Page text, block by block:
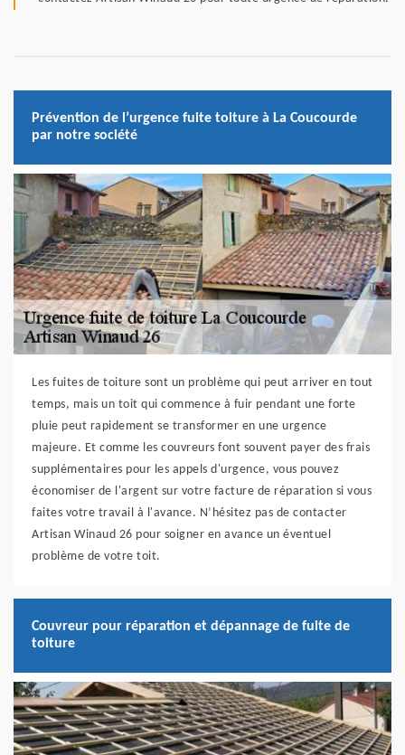
Prévention de l’urgence fuite toiture à La Coucourde
par notre société
Les fuites de toiture sont un problème qui peut arriver en tout
temps, mais un toit qui commence à fuir pendant une forte
pluie peut rapidement se transformer en une urgence
majeure. Et comme les couvreurs font souvent payer des frais
supplémentaires pour les appels d'urgence, vous pouvez
économiser de l'argent sur votre facture de réparation si vous
faites votre travail à l'avance. N’hésitez pas de contacter
Artisan Winaud 26 pour soigner en avance un éventuel
problème de votre toit.
Couvreur pour réparation et dépannage de fuite de
toiture